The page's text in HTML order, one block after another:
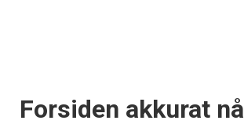
Forsiden akkurat nå